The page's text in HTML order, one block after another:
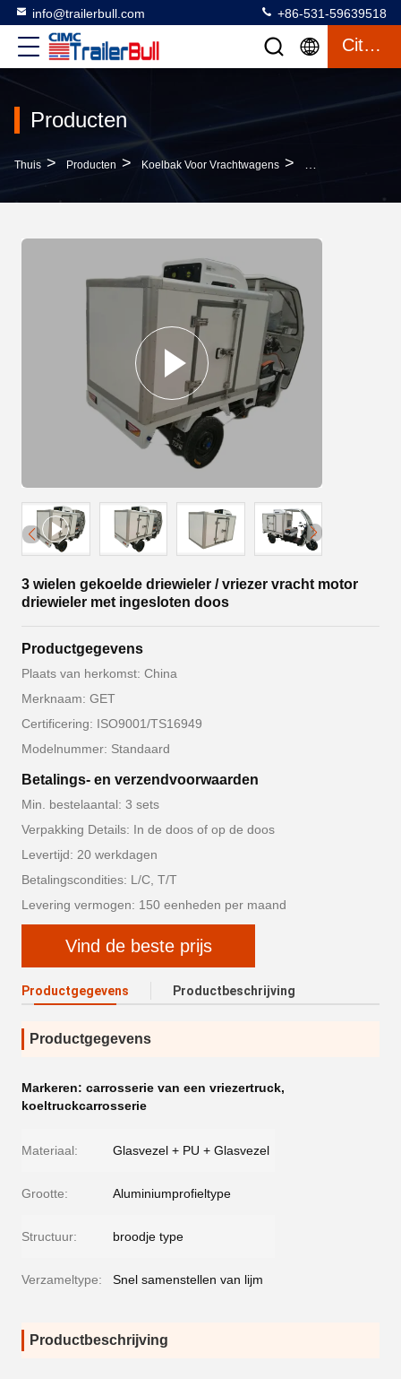
info@trailerbull.com +86-531-59639518
Citaat
Producten
Thuis > Producten > Koelbak Voor Vrachtwagens > 3 Wielen
3 wielen gekoelde driewieler / vriezer vracht motor
driewieler met ingesloten doos
Productgegevens
Plaats van herkomst: China
Merknaam: GET
Certificering: ISO9001/TS16949
Modelnummer: Standaard
Betalings- en verzendvoorwaarden
Min. bestelaantal: 3 sets
Verpakking Details: In de doos of op de doos
Levertijd: 20 werkdagen
Betalingscondities: L/C, T/T
Levering vermogen: 150 eenheden per maand
Vind de beste prijs
Productgegevens Productbeschrijving
Productgegevens
Markeren: carrosserie van een vriezertruck,
koeltruckcarrosserie
Materiaal: Glasvezel + PU + Glasvezel
Grootte: Aluminiumprofieltype
Structuur: broodje type
Verzameltype: Snel samenstellen van lijm
Productbeschrijving